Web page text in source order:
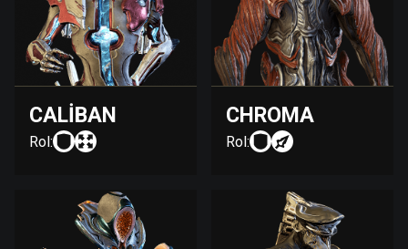
CALIBAN
Rol:
CHROMA
Rol: